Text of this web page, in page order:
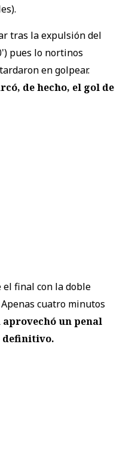
tras la expulsión del
pues lo nortinos
en golpear.
de hecho, el gol de
final con la doble
cuatro minutos
aprovechó un penal
definitivo.